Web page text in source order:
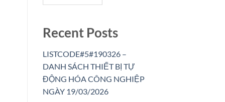
Recent Posts
LISTCODE#5#190326 –
DANH SÁCH THIẾT BỊ TỰ
ĐỘNG HÓA CÔNG NGHIỆP
NGÀY 19/03/2026